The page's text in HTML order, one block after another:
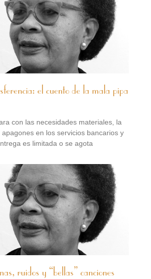
el cuento de la mala pipa
con las necesidades materiales, la
apagones en los servicios bancarios y
es limitada o se agota
ruidos y “bellas” canciones